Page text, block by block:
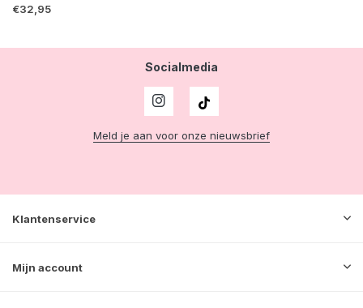
€32,95
Socialmedia
Meld je aan voor onze nieuwsbrief
Klantenservice
Mijn account